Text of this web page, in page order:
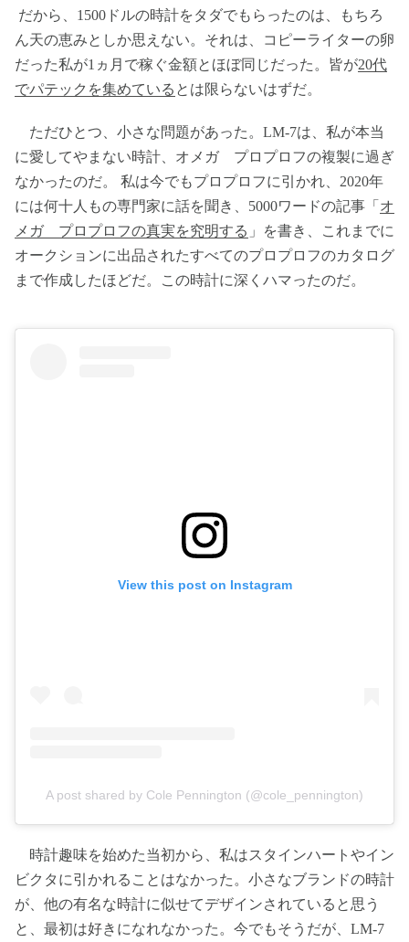
だから、1500ドルの時計をタダでもらったのは、もちろ
ん天の恵みとしか思えない。それは、コピーライターの卵
だった私が1ヵ月で稼ぐ金額とほぼ同じだった。皆が20代
でパテックを集めている とは限らないはずだ。
ただひとつ、小さな問題があった。LM-7は、私が本当
に愛してやまない時計、オメガ プロプロフの複製に過ぎ
なかったのだ。 私は今でもプロプロフに引かれ、2020年
には何十人もの専門家に話を聞き、5000ワードの記事「 オ
メガ プロプロフの真実を究明する 」を書き、これまでに
オークションに出品されたすべてのプロプロフのカタログ
まで作成したほどだ。この時計に深くハマったのだ。
View this post on Instagram
A post shared by Cole Pennington (@cole_pennington)
時計趣味を始めた当初から、私はスタインハートやイン
ビクタに引かれることはなかった。小さなブランドの時計
が、他の有名な時計に似せてデザインされていると思う
と、最初は好きになれなかった。今でもそうだが、LM-7